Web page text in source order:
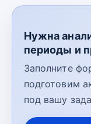
Нужна
периоды и
Заполните
подготовим
под вашу